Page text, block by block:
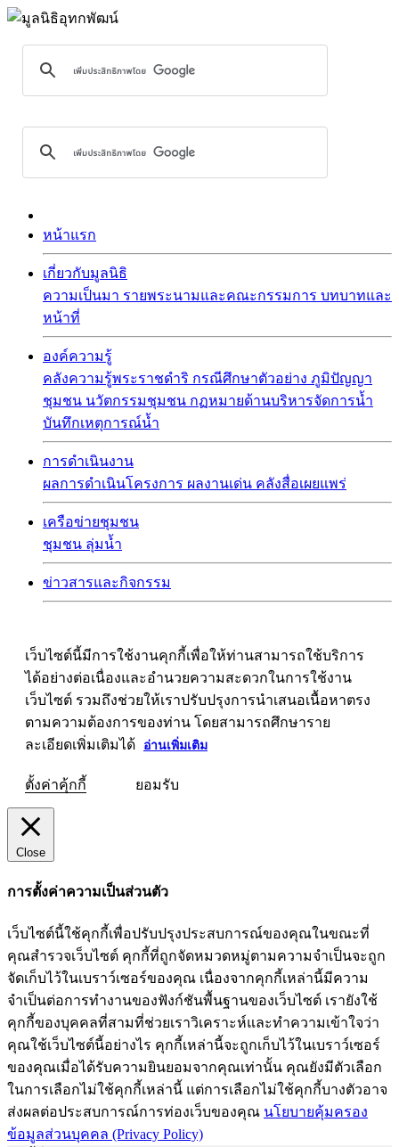
หน้าแรก
เกี่ยวกับมูลนิธิ
ความเป็นมา รายพระนามและคณะกรรมการ บทบาทและ
หน้าที่
องค์ความรู้
คลังความรู้พระราชดำริ กรณีศึกษาตัวอย่าง ภูมิปัญญา
ชุมชน นวัตกรรมชุมชน กฏหมายด้านบริหารจัดการน้ำ
บันทึกเหตุการณ์น้ำ
การดำเนินงาน
ผลการดำเนินโครงการ ผลงานเด่น คลังสื่อเผยแพร่
เครือข่ายชุมชน
ชุมชน ลุ่มน้ำ
ข่าวสารและกิจกรรม
เว็บไซต์นี้มีการใช้งานคุกกี้เพื่อให้ท่านสามารถใช้บริการ
ได้อย่างต่อเนื่องและอำนวยความสะดวกในการใช้งาน
เว็บไซต์ รวมถึงช่วยให้เราปรับปรุงการนำเสนอเนื้อหาตรง
ตามความต้องการของท่าน โดยสามารถศึกษาราย
ละเอียดเพิ่มเติมได้
อ่านเพิ่มเติม
ตั้งค่าคุ้กกี้ ยอมรับ
Close
การตั้งค่าความเป็นส่วนตัว
เว็บไซต์นี้ใช้คุกกี้เพื่อปรับปรุงประสบการณ์ของคุณในขณะที่
คุณสำรวจเว็บไซต์ คุกกี้ที่ถูกจัดหมวดหมู่ตามความจำเป็นจะถูก
จัดเก็บไว้ในเบราว์เซอร์ของคุณ เนื่องจากคุกกี้เหล่านี้มีความ
จำเป็นต่อการทำงานของฟังก์ชันพื้นฐานของเว็บไซต์ เรายังใช้
คุกกี้ของบุคคลที่สามที่ช่วยเราวิเคราะห์และทำความเข้าใจว่า
คุณใช้เว็บไซต์นี้อย่างไร คุกกี้เหล่านี้จะถูกเก็บไว้ในเบราว์เซอร์
ของคุณเมื่อได้รับความยินยอมจากคุณเท่านั้น คุณยังมีตัวเลือก
ในการเลือกไม่ใช้คุกกี้เหล่านี้ แต่การเลือกไม่ใช้คุกกี้บางตัวอาจ
ส่งผลต่อประสบการณ์การท่องเว็บของคุณ นโยบายคุ้มครอง
ข้อมูลส่วนบุคคล (Privacy Policy)